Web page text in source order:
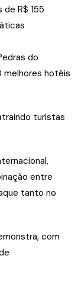
R$ 155
do
melhores hotéis
turistas
entre
tanto no
com